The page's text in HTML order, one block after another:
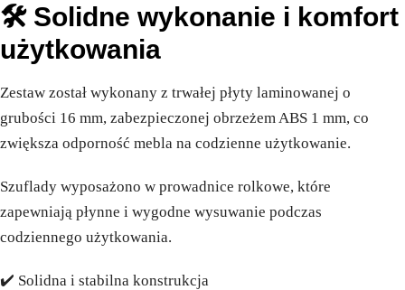
🛠️ Solidne wykonanie i komfort
użytkowania
Zestaw został wykonany z trwałej płyty laminowanej o
grubości 16 mm, zabezpieczonej obrzeżem ABS 1 mm, co
zwiększa odporność mebla na codzienne użytkowanie.
Szuflady wyposażono w prowadnice rolkowe, które
zapewniają płynne i wygodne wysuwanie podczas
codziennego użytkowania.
✔️ Solidna i stabilna konstrukcja